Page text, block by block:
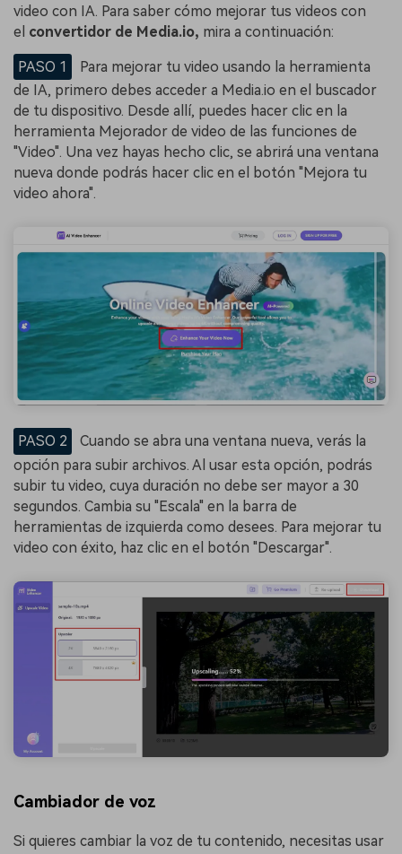
video con IA. Para saber cómo mejorar tus videos con
el convertidor de Media.io, mira a continuación:
PASO 1
Para mejorar tu video usando la herramienta
de IA, primero debes acceder a Media.io en el buscador
de tu dispositivo. Desde allí, puedes hacer clic en la
herramienta Mejorador de video de las funciones de
"Video". Una vez hayas hecho clic, se abrirá una ventana
nueva donde podrás hacer clic en el botón "Mejora tu
video ahora".
PASO 2
Cuando se abra una ventana nueva, verás la
opción para subir archivos. Al usar esta opción, podrás
subir tu video, cuya duración no debe ser mayor a 30
segundos. Cambia su "Escala" en la barra de
herramientas de izquierda como desees. Para mejorar tu
video con éxito, haz clic en el botón "Descargar".
Cambiador de voz
Si quieres cambiar la voz de tu contenido, necesitas usar